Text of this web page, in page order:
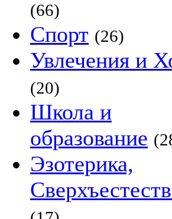
(66)
Спорт (26)
Увлечения и
(20)
Школа и
образование
Эзотерика,